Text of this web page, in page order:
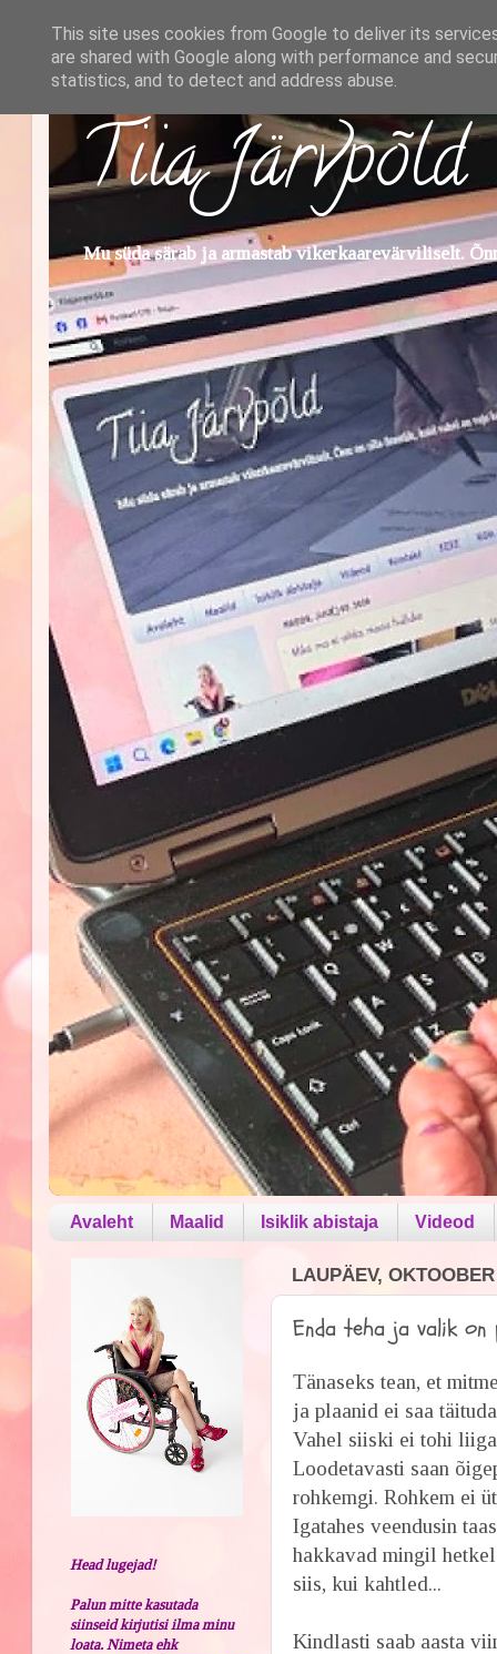
Tiia Järvpõld
Mu süda särab ja armastab vikerkaarevärviliselt.
Avaleht Maalid Isiklik abistaja Videod
LAUPÄEV,
Enda teha ja valik on
Tänaseks tean, et
ja plaanid ei saa
Vahel siiski ei tohi
Loodetavasti saan
rohkemgi. Rohkem ei
Igatahes veendusin
hakkavad mingil
siis, kui kahtled...
Kindlasti saab aasta
Head lugejad!
Palun mitte kasutada
siinseid kirjutisi ilma minu
loata. Nimeta ehk
This site uses cookies from Google to deliver its
are shared with Google along with performance and
statistics, and to detect and address abuse.